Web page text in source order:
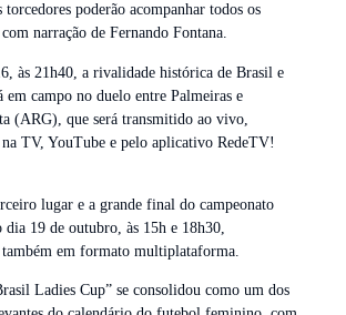
poderão acompanhar todos os
narração de Fernando Fontana.
às 21h40, a rivalidade histórica de Brasil e
em campo no duelo entre Palmeiras e
(ARG), que será transmitido ao vivo,
na TV, YouTube e pelo aplicativo RedeTV!
lugar e a grande final do campeonato
dia 19 de outubro, às 15h e 18h30,
também em formato multiplataforma.
Ladies Cup” se consolidou como um dos